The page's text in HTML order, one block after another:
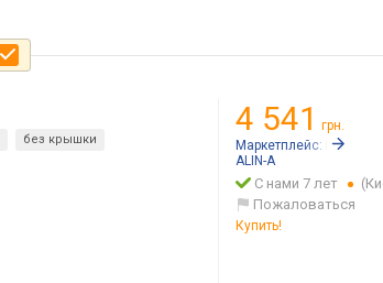
без крышки
4 541
грн.
Маркетплейс:
ALIN-A
С нами 7 лет
Пожаловаться
Купить!